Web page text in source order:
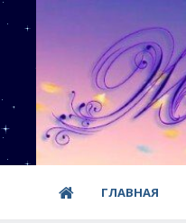
ГЛАВНАЯ